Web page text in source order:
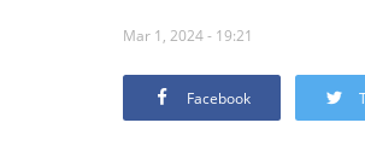
Mar 1, 2024 - 19:21
Facebook